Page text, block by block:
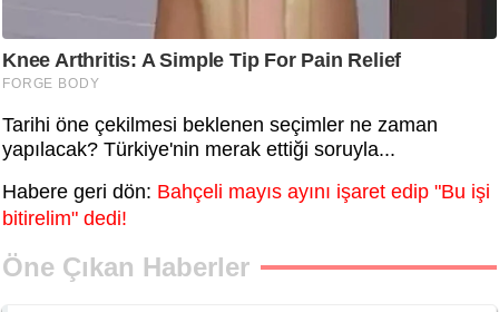
Tarihi öne çekilmesi beklenen seçimler ne zaman
yapılacak? Türkiye'nin merak ettiği soruyla...
Habere geri dön: Bahçeli mayıs ayını işaret edip "Bu işi
bitirelim" dedi!
Öne Çıkan Haberler